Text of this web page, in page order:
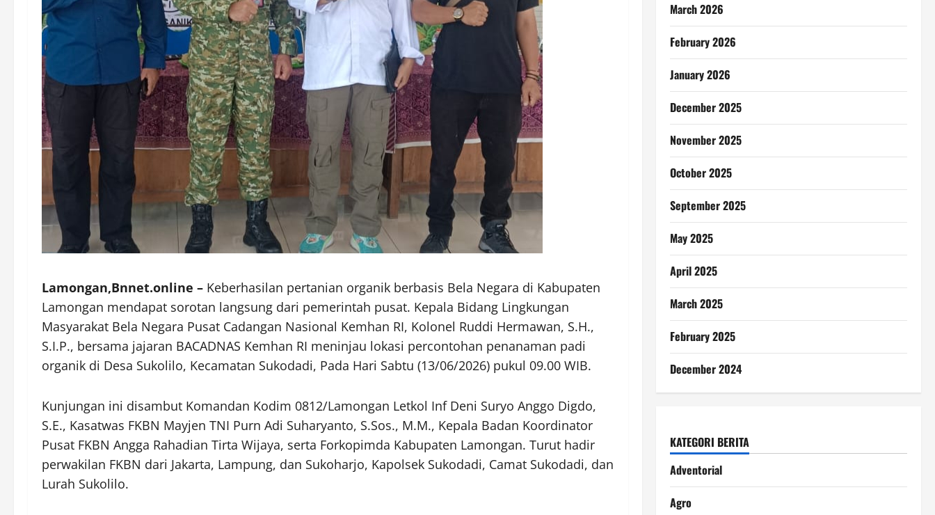
Lamongan,Bnnet.online – Keberhasilan pertanian organik berbasis Bela Negara di Kabupaten
Lamongan mendapat sorotan langsung dari pemerintah pusat. Kepala Bidang Lingkungan
Masyarakat Bela Negara Pusat Cadangan Nasional Kemhan RI, Kolonel Ruddi Hermawan, S.H.,
S.I.P., bersama jajaran BACADNAS Kemhan RI meninjau lokasi percontohan penanaman padi
organik di Desa Sukolilo, Kecamatan Sukodadi, Pada Hari Sabtu (13/06/2026) pukul 09.00 WIB.
Kunjungan ini disambut Komandan Kodim 0812/Lamongan Letkol Inf Deni Suryo Anggo Digdo,
S.E., Kasatwas FKBN Mayjen TNI Purn Adi Suharyanto, S.Sos., M.M., Kepala Badan Koordinator
Pusat FKBN Angga Rahadian Tirta Wijaya, serta Forkopimda Kabupaten Lamongan. Turut hadir
perwakilan FKBN dari Jakarta, Lampung, dan Sukoharjo, Kapolsek Sukodadi, Camat Sukodadi, dan
Lurah Sukolilo.
March 2026
February 2026
January 2026
December 2025
November 2025
October 2025
September 2025
May 2025
April 2025
March 2025
February 2025
December 2024
KATEGORI BERITA
Adventorial
Agro